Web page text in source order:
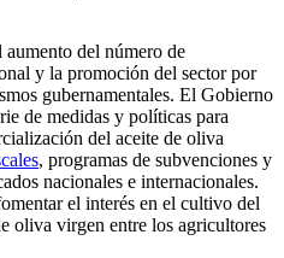
del número de
y la promoción del sector por
gubernamentales. El Gobierno
de medidas y políticas para
del aceite de oliva
, programas de subvenciones y
nacionales e internacionales.
el interés en el cultivo del
oliva virgen entre los agricultores